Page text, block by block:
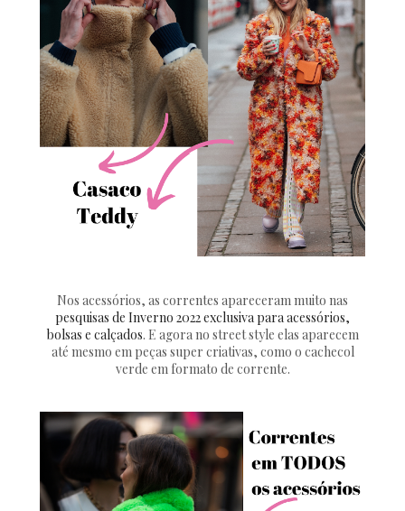
Nos acessórios, as correntes apareceram muito nas
pesquisas de Inverno 2022 exclusiva para acessórios,
bolsas e calçados. E agora no street style elas aparecem
até mesmo em peças super criativas, como o cachecol
verde em formato de corrente.